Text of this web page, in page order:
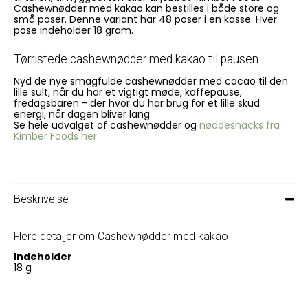
Cashewnødder med kakao kan bestilles i både store og
små poser. Denne variant har 48 poser i en kasse. Hver
pose indeholder 18 gram.
Tørristede cashewnødder med kakao til pausen
Nyd de nye smagfulde cashewnødder med cacao til den
lille sult, når du har et vigtigt møde, kaffepause,
fredagsbaren - der hvor du har brug for et lille skud
energi, når dagen bliver lang
Se hele udvalget af cashewnødder og nøddesnacks fra
Kimber Foods her.
Beskrivelse
Flere detaljer om Cashewnødder med kakao
Indeholder
18 g